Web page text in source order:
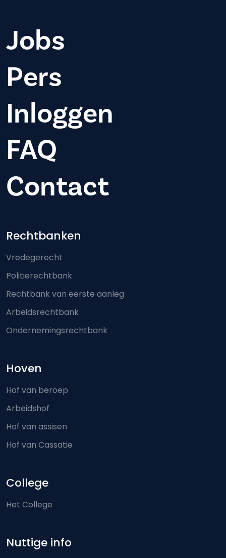
Jobs
Pers
Inloggen
FAQ
Contact
Footer-menu
Rechtbanken
Vredegerecht
Politierechtbank
Rechtbank van eerste aanleg
Arbeidsrechtbank
Ondernemingsrechtbank
Hoven
Hof van beroep
Arbeidshof
Hof van assisen
Hof van Cassatie
College
Het College
Nuttige info